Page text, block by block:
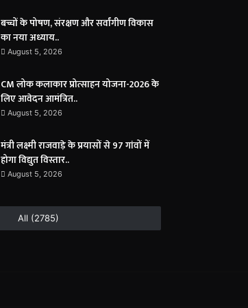
बच्चों के पोषण, संरक्षण और सर्वांगीण विकास
का नया अध्याय..
August 5, 2026
CM लोक कलाकार प्रोत्साहन योजना-2026 के
लिए आवेदन आमंत्रित..
August 5, 2026
मंत्री लक्ष्मी राजवाड़े के प्रयासों से 97 गांवों में
होगा विद्युत विस्तार..
August 5, 2026
All (2785)